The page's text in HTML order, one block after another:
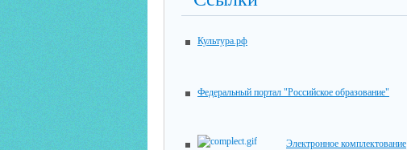
Культура.рф
Федеральный портал "Российское образование"
Электронное комплектование